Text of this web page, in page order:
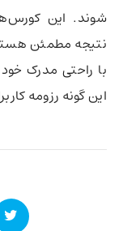
شوند. این
نتیجه مطمئن
با راحتی مدرک
این گونه رزومه